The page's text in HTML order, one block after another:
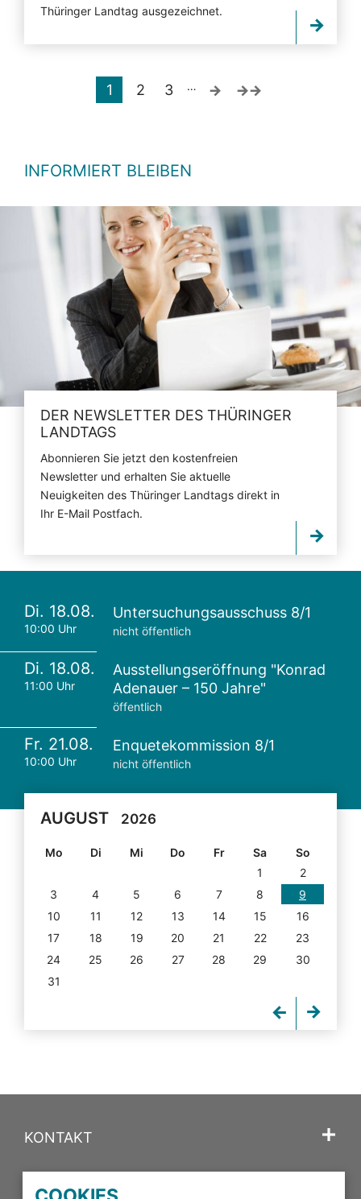
Thüringer Landtag ausgezeichnet.
1 2 3 …
INFORMIERT BLEIBEN
DER NEWSLETTER DES THÜRINGER
LANDTAGS
Abonnieren Sie jetzt den kostenfreien
Newsletter und erhalten Sie aktuelle
Neuigkeiten des Thüringer Landtags direkt in
Ihr E-Mail Postfach.
Di. 18.08.
10:00 Uhr
Untersuchungsausschuss 8/1
nicht öffentlich
Di. 18.08.
11:00 Uhr
Ausstellungseröffnung "Konrad
Adenauer – 150 Jahre"
öffentlich
Fr. 21.08.
10:00 Uhr
Enquetekommission 8/1
nicht öffentlich
AUGUST 2026
Mo Di Mi Do Fr Sa
So
1
2
3
4 5 6 7 8
9
10
11 12 13 14 15
16
17
18 19 20 21 22
23
24
25 26 27 28 29
30
31
KONTAKT